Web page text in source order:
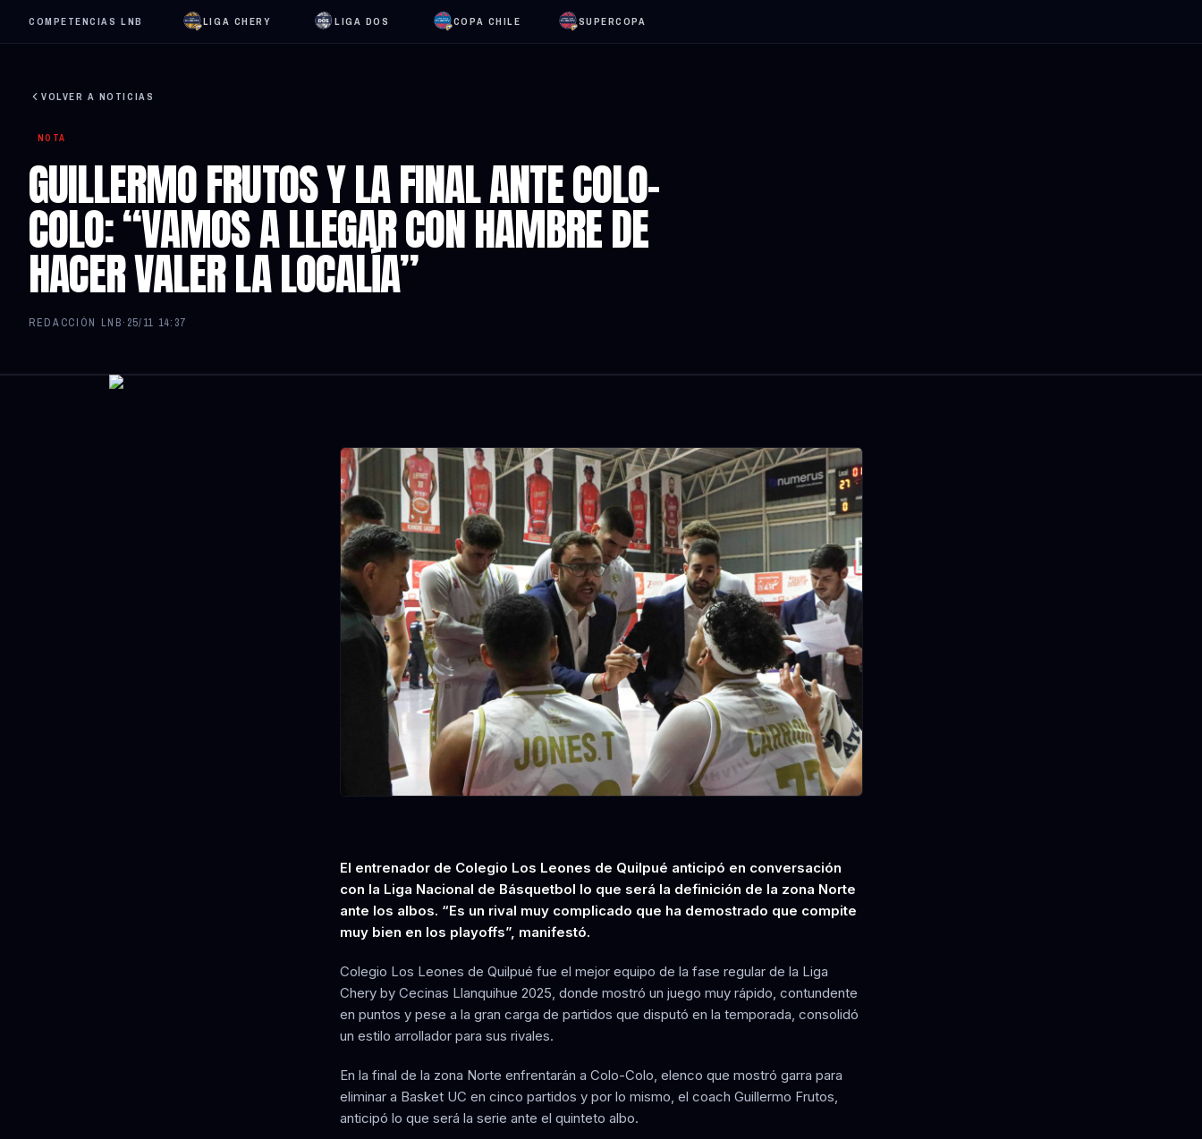
COMPETENCIAS LNB LIGA CHERY LIGA DOS COPA CHILE SUPERCOPA
VOLVER A NOTICIAS
NOTA
GUILLERMO FRUTOS Y LA FINAL ANTE COLO-
COLO: “VAMOS A LLEGAR CON HAMBRE DE
HACER VALER LA LOCALÍA”
REDACCIÓN LNB· 25/11 14:37
El entrenador de Colegio Los Leones de Quilpué anticipó en conversación
con la Liga Nacional de Básquetbol lo que será la definición de la zona Norte
ante los albos. “Es un rival muy complicado que ha demostrado que compite
muy bien en los playoffs”, manifestó.
Colegio Los Leones de Quilpué fue el mejor equipo de la fase regular de la Liga
Chery by Cecinas Llanquihue 2025, donde mostró un juego muy rápido, contundente
en puntos y pese a la gran carga de partidos que disputó en la temporada, consolidó
un estilo arrollador para sus rivales.
En la final de la zona Norte enfrentarán a Colo-Colo, elenco que mostró garra para
eliminar a Basket UC en cinco partidos y por lo mismo, el coach Guillermo Frutos,
anticipó lo que será la serie ante el quinteto albo.